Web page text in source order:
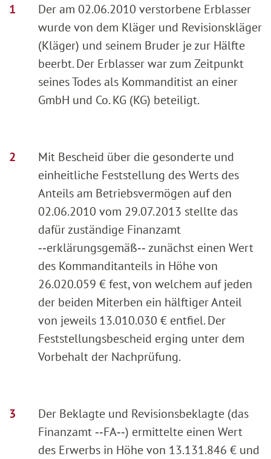
Der am 02.06.2010 verstorbene Erblasser
wurde von dem Kläger und Revisionskläger
(Kläger) und seinem Bruder je zur Hälfte
beerbt. Der Erblasser war zum Zeitpunkt
seines Todes als Kommanditist an einer
GmbH und Co. KG (KG) beteiligt.
Mit Bescheid über die gesonderte und
einheitliche Feststellung des Werts des
Anteils am Betriebsvermögen auf den
02.06.2010 vom 29.07.2013 stellte das
dafür zuständige Finanzamt
‑‑erklärungsgemäß‑‑ zunächst einen Wert
des Kommanditanteils in Höhe von
26.020.059 € fest, von welchem auf jeden
der beiden Miterben ein hälftiger Anteil
von jeweils 13.010.030 € entfiel. Der
Feststellungsbescheid erging unter dem
Vorbehalt der Nachprüfung.
Der Beklagte und Revisionsbeklagte (das
Finanzamt ‑‑FA‑‑) ermittelte einen Wert
des Erwerbs in Höhe von 13.131.846 € und